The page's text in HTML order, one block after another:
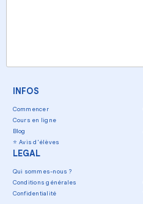
INFOS
Commencer
Cours en ligne
Blog
⭐ Avis d'élèves
LEGAL
Qui sommes-nous ?
Conditions générales
Confidentialité